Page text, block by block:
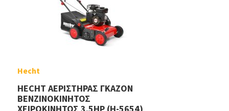
Hecht
HECHT ΑΕΡΙΣΤΗΡΑΣ ΓΚΑΖΟΝ
ΒΕΝΖΙΝΟΚΙΝΗΤΟΣ